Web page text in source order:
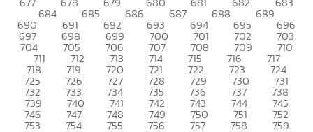
684 685 686 687 688 689
690 691 692 693 694 695 696
697 698 699 700 701 702 703
704 705 706 707 708 709 710
711 712 713 714 715 716 717
718 719 720 721 722 723 724
725 726 727 728 729 730 731
732 733 734 735 736 737 738
739 740 741 742 743 744 745
746 747 748 749 750 751 752
753 754 755 756 757 758 759